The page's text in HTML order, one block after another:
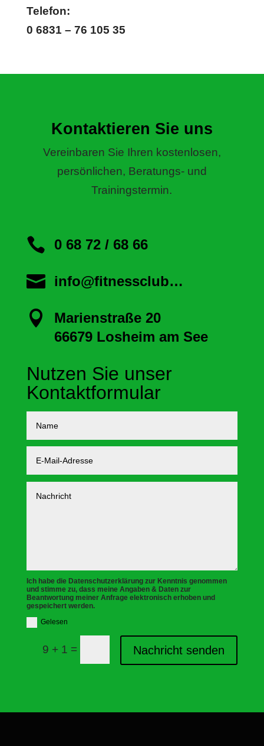
Telefon:
0 6831 – 76 105 35
Kontaktieren Sie uns
Vereinbaren Sie Ihren kostenlosen,
persönlichen, Beratungs- und
Trainingstermin.
 0 68 72 / 68 66
 info@fitnessclub…

Marienstraße 20
66679 Losheim am See
Nutzen Sie unser
Kontaktformular
Ich habe die Datenschutzerklärung zur Kenntnis genommen
und stimme zu, dass meine Angaben & Daten zur
Beantwortung meiner Anfrage elektronisch erhoben und
gespeichert werden.
Gelesen
9 + 1 = Nachricht senden